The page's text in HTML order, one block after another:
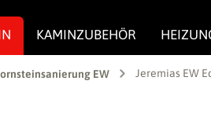
KAMINZUBEHÖR
EW Jeremias EW